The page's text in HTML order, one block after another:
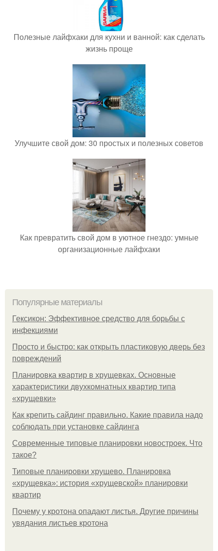
Полезные лайфхаки для кухни и ванной: как сделать
жизнь проще
Улучшите свой дом: 30 простых и полезных советов
Как превратить свой дом в уютное гнездо: умные
организационные лайфхаки
Популярные материалы
Гексикон: Эффективное средство для борьбы с
инфекциями
Просто и быстро: как открыть пластиковую дверь без
повреждений
Планировка квартир в хрущевках. Основные
характеристики двухкомнатных квартир типа
«хрущевки»
Как крепить сайдинг правильно. Какие правила надо
соблюдать при установке сайдинга
Современные типовые планировки новостроек. Что
такое?
Типовые планировки хрущево. Планировка
«хрущевка»: история «хрущевской» планировки
квартир
Почему у кротона опадают листья. Другие причины
увядания листьев кротона